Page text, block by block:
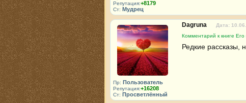
Репутация:+8179
Ст: Мудрец
Пр: Пользователь
Репутация:+16208
Ст: Просветлённый
Dagruna
Дата:
Комментарий к книге
Редкие рассказы,